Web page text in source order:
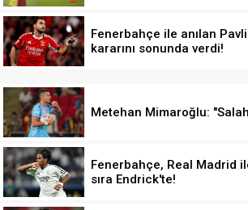
Fenerbahçe ile anılan
kararını sonunda verdi!
Metehan Mimaroğlu:
Fenerbahçe, Real Madrid
sıra Endrick'te!